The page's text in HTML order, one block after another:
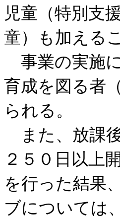
児童（特別支
童）も加える
事業の実施
育成を図る者
られる。
また、放課
２５０日以上
を行った結果
ブについては